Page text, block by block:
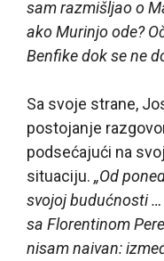
sam razmišljao o
ako Murinjo ode?
Benfike dok se ne
Sa svoje strane,
postojanje
podsećajući na
situaciju. „Od
svojoj budućnosti
sa Florentinom
nisam naivan: